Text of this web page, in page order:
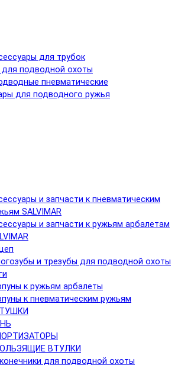
для трубок
для подводной охоты
пневматические
для подводного ружья
и запчасти к пневматическим
SALVIMAR
и запчасти к ружьям арбалетам
и трезубы для подводной охоты
к ружьям арбалеты
к пневматическим ружьям
ВТУЛКИ
для подводной охоты